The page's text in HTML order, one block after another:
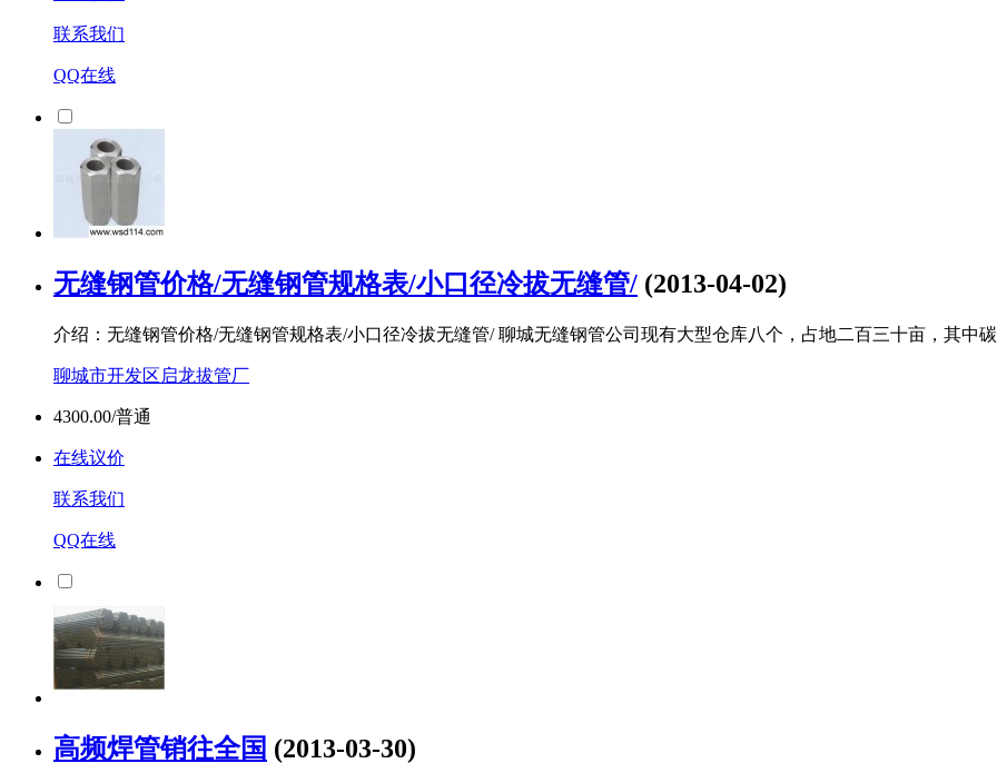
面议
在线议价
联系我们
QQ在线
无缝钢管价格/无缝钢管规格表/小口径冷拔无缝管/
介绍：无缝钢管价格/无缝钢管规格表/小口径冷拔无缝管/ 聊城无缝钢管公司现有大型仓库八个，占地二百三十亩，其中碳
聊城市开发区启龙拔管厂
4300.00/普通
在线议价
联系我们
QQ在线